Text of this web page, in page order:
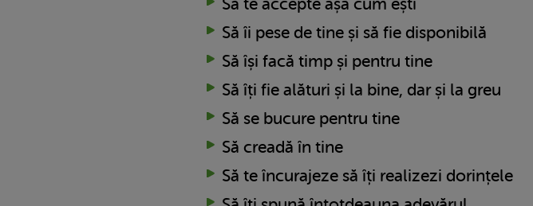
Să îi pese de tine și să fie disponibilă
Să își facă timp și pentru tine
Să îți fie alături și la bine, dar și la greu
Să se bucure pentru tine
Să creadă în tine
Să te încurajeze să îți realizezi dorințele